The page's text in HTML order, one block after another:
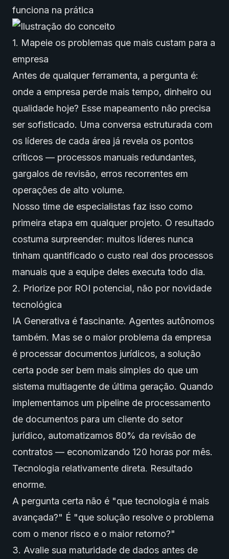
funciona na prática
1. Mapeie os problemas que mais custam para a
empresa
Antes de qualquer ferramenta, a pergunta é:
onde a empresa perde mais tempo, dinheiro ou
qualidade hoje? Esse mapeamento não precisa
ser sofisticado. Uma conversa estruturada com
os líderes de cada área já revela os pontos
críticos — processos manuais redundantes,
gargalos de revisão, erros recorrentes em
operações de alto volume.
Nosso time de especialistas faz isso como
primeira etapa em qualquer projeto. O resultado
costuma surpreender: muitos líderes nunca
tinham quantificado o custo real dos processos
manuais que a equipe deles executa todo dia.
2. Priorize por ROI potencial, não por novidade
tecnológica
IA Generativa é fascinante. Agentes autônomos
também. Mas se o maior problema da empresa
é processar documentos jurídicos, a solução
certa pode ser bem mais simples do que um
sistema multiagente de última geração. Quando
implementamos um pipeline de processamento
de documentos para um cliente do setor
jurídico, automatizamos 80% da revisão de
contratos — economizando 120 horas por mês.
Tecnologia relativamente direta. Resultado
enorme.
A pergunta certa não é "que tecnologia é mais
avançada?" É "que solução resolve o problema
com o menor risco e o maior retorno?"
3. Avalie sua maturidade de dados antes de